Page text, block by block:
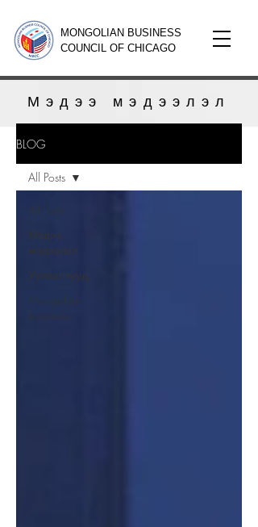
MONGOLIAN BUSINESS
COUNCIL OF CHICAGO
Мэдээ мэдээлэл
BLOG
All Posts
Мэдээ,
мэдээлэл
Уулзалтууд
Mongolian
bussiness
All Posts